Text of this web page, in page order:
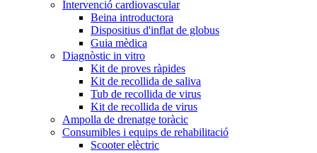
Intervenció cardiovascular
Beina introductora
Dispositius d'inflat de globus
Guia mèdica
Diagnòstic in vitro
Kit de proves ràpides
Kit de recollida de saliva
Tub de recollida de virus
Kit de recollida de virus
Ampolla de drenatge toràcic
Consumibles i equips de rehabilitació
Scooter elèctric